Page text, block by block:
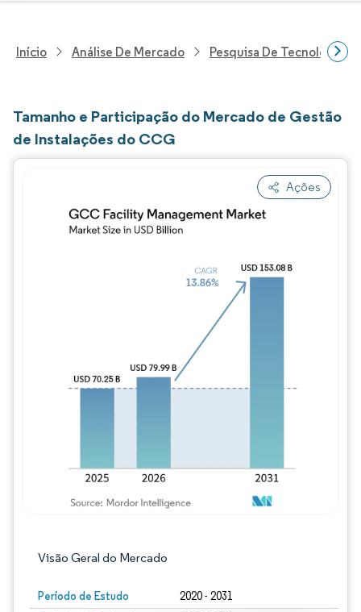
Início Análise De Mercado Pesquisa De Tecnologia,
Tamanho e Participação do Mercado de Gestão
de Instalações do CCG
Ações
Visão Geral do Mercado
Período de Estudo 2020 - 2031
Imagem © Mordor Intelligence. O reuso